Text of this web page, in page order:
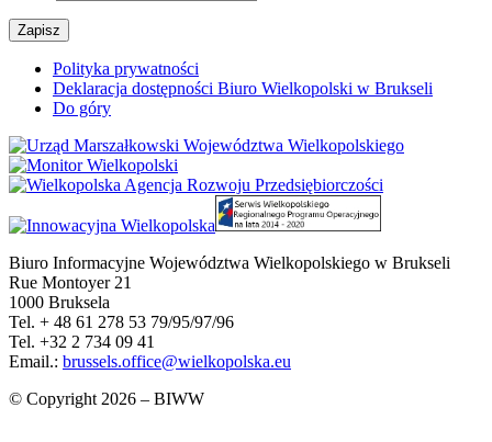
Polityka prywatności
Deklaracja dostępności Biuro Wielkopolski w Brukseli
Do góry
Biuro Informacyjne Województwa Wielkopolskiego w Brukseli
Rue Montoyer 21
1000 Bruksela
Tel. + 48 61 278 53 79/95/97/96
Tel. +32 2 734 09 41
Email.: brussels.office@wielkopolska.eu
© Copyright 2026 – BIWW